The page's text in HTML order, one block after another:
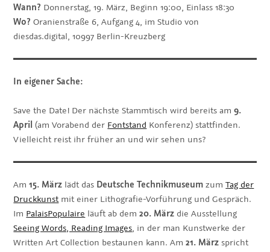
Wann? Donnerstag, 19. März, Beginn 19:00, Einlass 18:30
Wo? Oranienstraße 6, Aufgang 4, im Studio von
diesdas.digital, 10997 Berlin-Kreuzberg
In eigener Sache:
Save the Date! Der nächste Stammtisch wird bereits am9.
April (am Vorabend der Fontstand Konferenz) stattfinden.
Vielleicht reist ihr früher an und wir sehen uns?
Am15. März lädt das Deutsche Technikmuseum zumTag der
Druckkunstmit einer Lithografie-Vorführung und Gespräch.
Im PalaisPopulaire läuft ab dem20. März die Ausstellung
Seeing Words, Reading Images, in der man Kunstwerke der
Written Art Collection bestaunen kann. Am21. Märzspricht